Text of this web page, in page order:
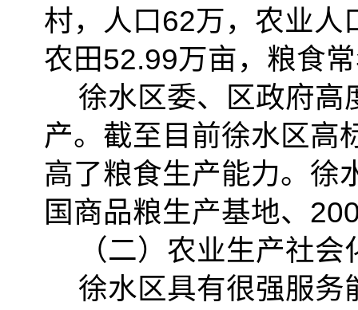
村，人口62万，农业人
农田52.99万亩，粮食
徐水区委、区政府高
产。截至目前徐水区高
高了粮食生产能力。徐
国商品粮生产基地、
（二）农业生产社
徐水区具有很强服务